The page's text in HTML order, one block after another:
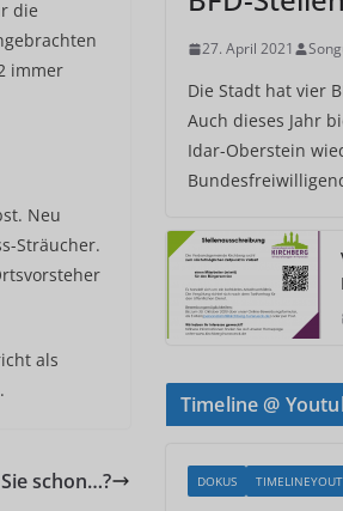
die
immer
Neu
Sträucher.
als
schon…?
27. April 2021
Die Stadt hat vier
Auch dieses Jahr
Idar-Oberstein
Timeline @
DOKUS